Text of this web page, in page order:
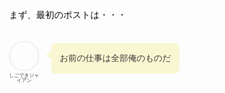
まず、最初のポストは・・・
しごできジャ
イアン
お前の仕事は全部俺のものだ